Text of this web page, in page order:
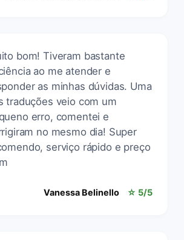
bom! Tiveram bastante
ao me atender e
as minhas dúvidas. Uma
traduções veio com um
erro, comentei e
no mesmo dia! Super
serviço rápido e preço
Vanessa Belinello ☆ 5/5